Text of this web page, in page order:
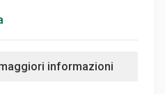
informazioni